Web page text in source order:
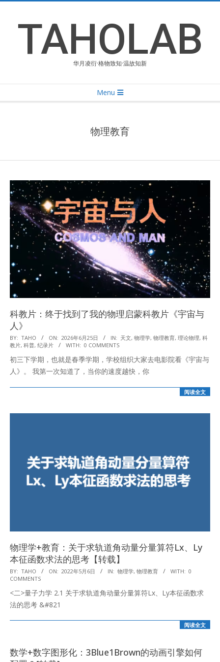
contentTAHOLAB
华月凌衍·格物致知·温故知新
Navigation
Menu
物理教育
科教片：终于找到了我的物理启蒙科教片《宇宙与
人》
2026-
06-
25
BY: TAHO ON: 2026年6月25日 IN: 天文, 物理学, 物理教育, 理论物理, 科
教片, 科普, 纪录片 WITH: 0 COMMENTS
初三下学期，也就是春季学期，学校组织大家去电影院看《宇宙与
人》。 我第一次知道了，当你的速度越快，你
阅读全文
物理学+教育：关于求轨道角动量分量算符Lx、Ly
本征函数求法的思考【转载】
2022-
05-
06
BY: TAHO ON: 2022年5月6日 IN: 物理学, 物理教育 WITH: 0
COMMENTS
<二>量子力学 2.1 关于求轨道角动量分量算符Lx、Ly本征函数求
法的思考 &#821
阅读全文
数学+数字图形化：3Blue1Brown的动画引擎如何